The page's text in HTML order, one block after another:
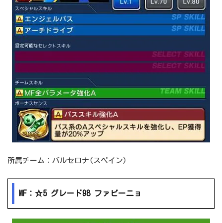
所属チーム：バルセロナ(スペイン)
MF：☆5 グレード98 ファビーニョ